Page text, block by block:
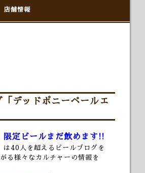
店舗情報
デッドポニーペールエ
定ビールまだ飲めます!!
40人を超えるビールブログを
る様々なカルチャーの情報を